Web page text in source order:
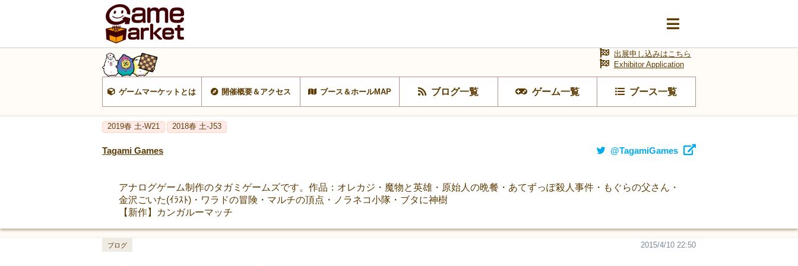
ゲームマーケットとは 開催概要＆アクセス ブース＆ホールMAP ブログ一覧 ゲーム一覧 ブース一覧
出展申し込みはこちら
Exhibitor Application
2019春 土-W21 2018春 土-J53
Tagami Games @TagamiGames
アナログゲーム制作のタガミゲームズです。作品：オレカジ・魔物と英雄・原始人の晩餐・あてずっぽ殺人事件・もぐらの父さん・
金沢ごいた(ｲﾗｽﾄ)・ワラドの冒険・マルチの頂点・ノラネコ小隊・ブタに神樹
【新作】カンガルーマッチ
2015/4/10 22:50
ブログ